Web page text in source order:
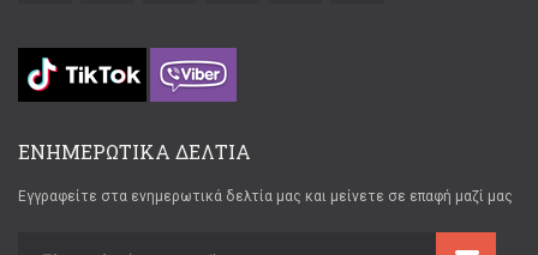
ΕΝΗΜΕΡΩΤΙΚΑ ΔΕΛΤΙΑ
Εγγραφείτε στα ενημερωτικά δελτία μας και μείνετε σε επαφή μαζί μας